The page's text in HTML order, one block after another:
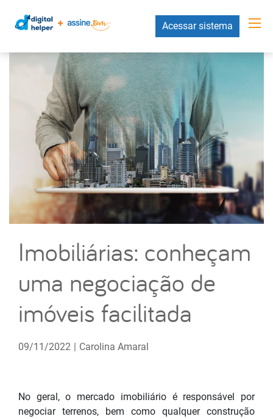
Acessar sistema
Imobiliárias: conheçam
uma negociação de
imóveis facilitada
09/11/2022 | Carolina Amaral
No geral, o mercado imobiliário é responsável por
negociar terrenos, bem como qualquer construção